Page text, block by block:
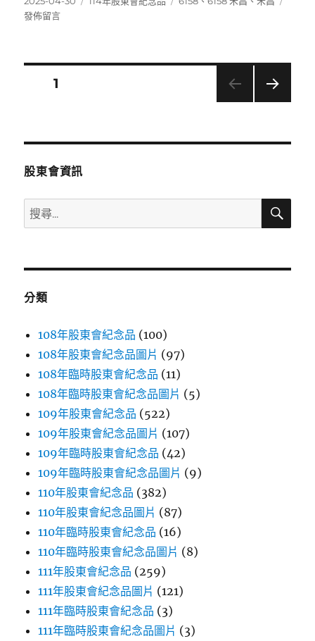
佈
發佈留言
分
頁次1
股東會資訊
搜
尋
鍵
搜
分類
108年股東會紀念品 (100)
108年股東會紀念品圖片 (97)
108年臨時股東會紀念品 (11)
108年臨時股東會紀念品圖片 (5)
109年股東會紀念品 (522)
109年股東會紀念品圖片 (107)
109年臨時股東會紀念品 (42)
109年臨時股東會紀念品圖片 (9)
110年股東會紀念品 (382)
110年股東會紀念品圖片 (87)
110年臨時股東會紀念品 (16)
110年臨時股東會紀念品圖片 (8)
111年股東會紀念品 (259)
111年股東會紀念品圖片 (121)
111年臨時股東會紀念品 (3)
111年臨時股東會紀念品圖片 (3)